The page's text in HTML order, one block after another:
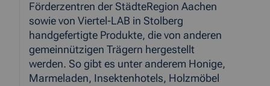
Förderzentren der StädteRegion Aachen
sowie von Viertel-LAB in Stolberg
handgefertigte Produkte, die von anderen
gemeinnützigen Trägern hergestellt
werden. So gibt es unter anderem Honige,
Marmeladen, Insektenhotels, Holzmöbel